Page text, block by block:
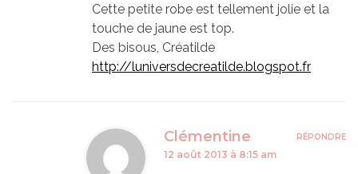
Cette petite robe est tellement jolie et la
touche de jaune est top.
Des bisous, Créatilde
http://luniversdecreatilde.blogspot.fr
Clémentine
12 août 2013 à 8:15 am
RÉPONDRE